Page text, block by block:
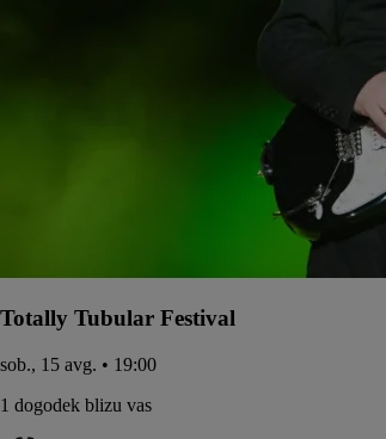
Totally Tubular Festival
sob., 15 avg. • 19:00
1 dogodek blizu vas